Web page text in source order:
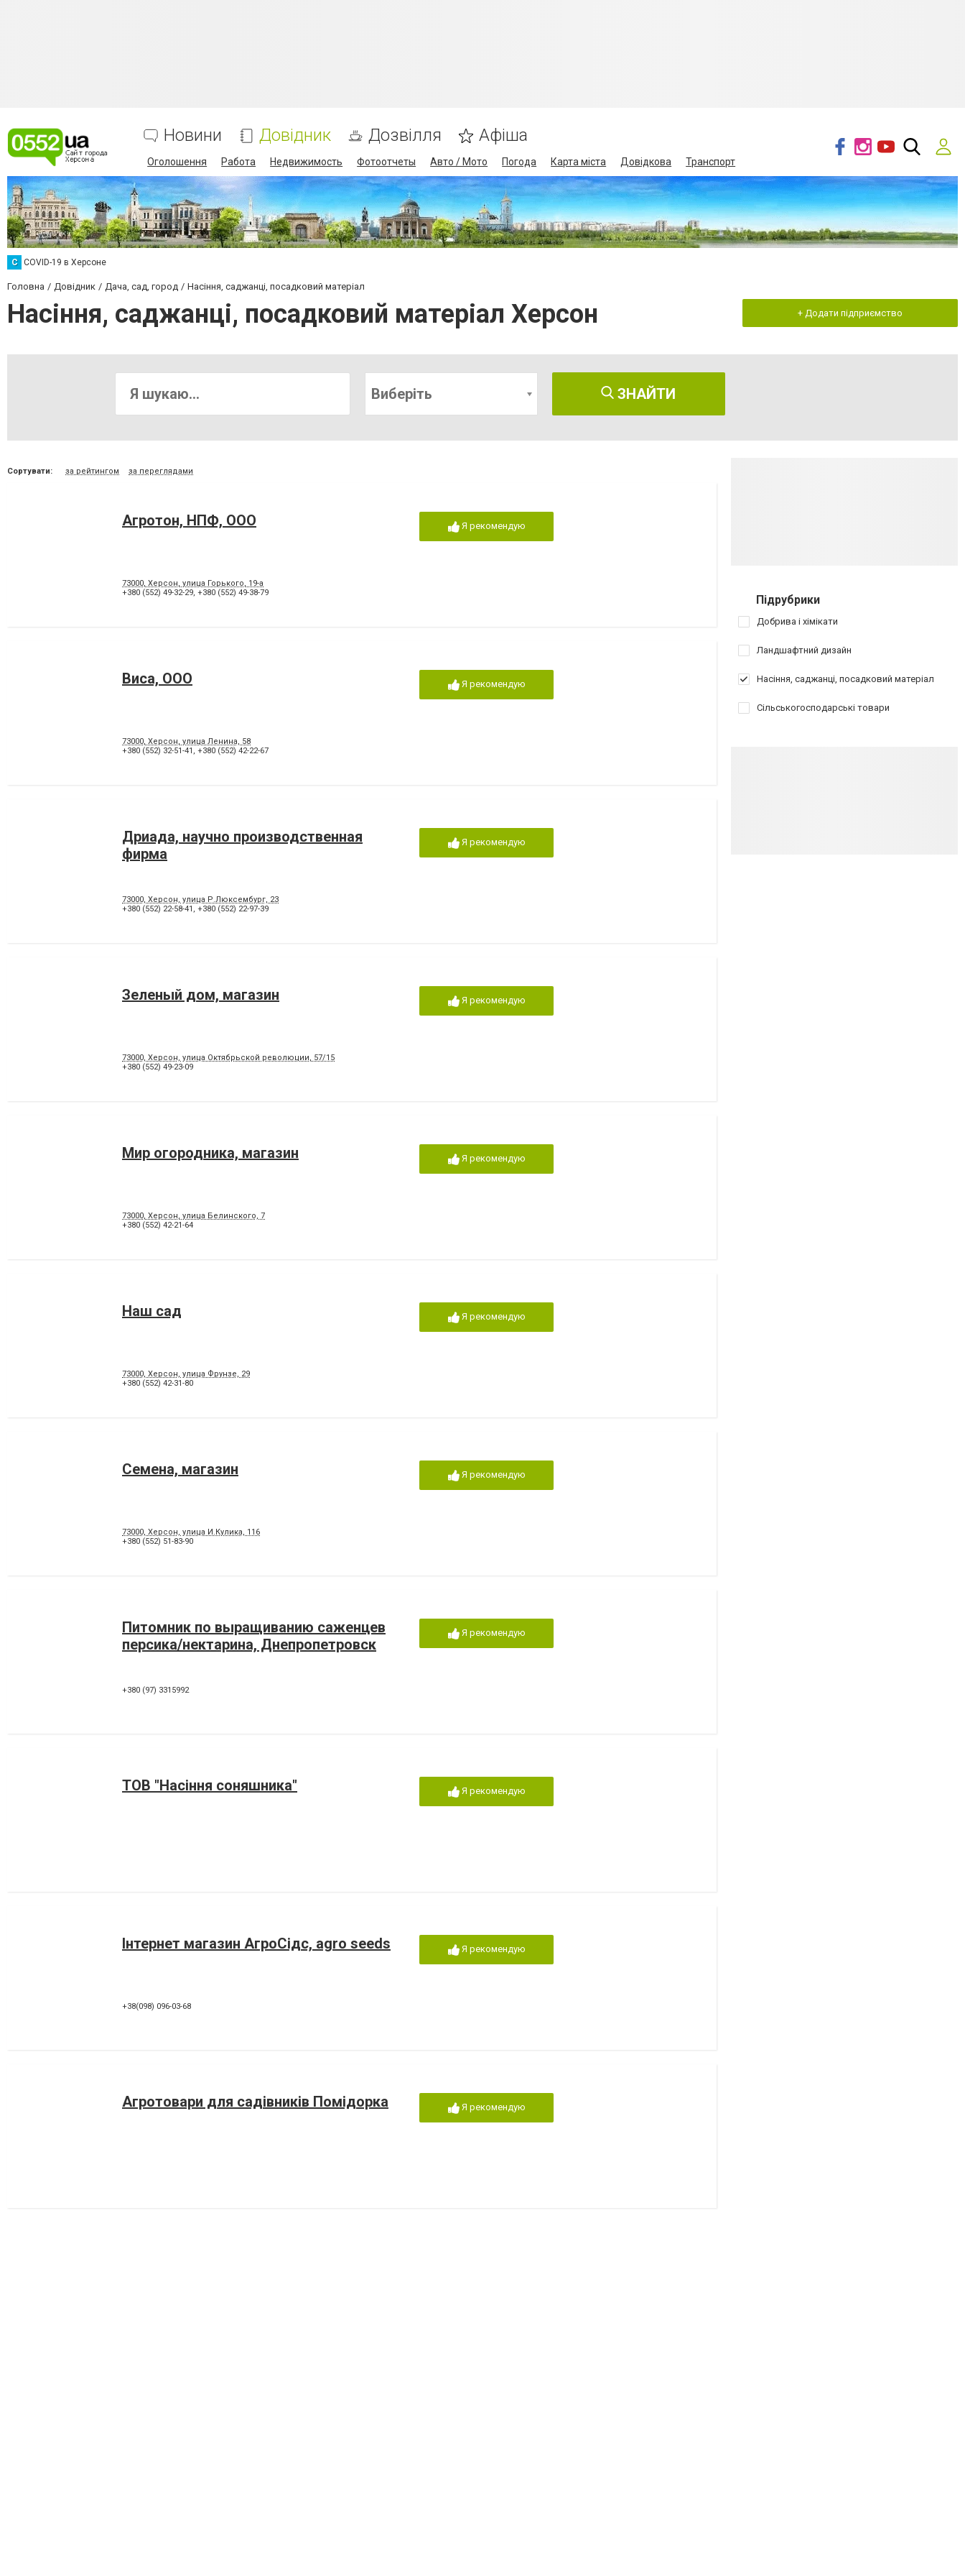
Новини Довідник Дозвілля Афіша
Оголошення Работа Недвижимость Фотоотчеты Авто / Мото Погода Карта міста Довідкова Транспорт
C COVID-19 в Херсоне
Головна Довідник Дача, сад, город Насіння, саджанці, посадковий матеріал
Насіння, саджанці, посадковий матеріал Херсон + Додати підприємство
Виберіть ЗНАЙТИ
Сортувати: за рейтингом за переглядами
Агротон, НПФ, ООО
73000, Херсон, улица Горького, 19-а
+380 (552) 49-32-29, +380 (552) 49-38-79
Я рекомендую
Виса, ООО
73000, Херсон, улица Ленина, 58
+380 (552) 32-51-41 , +380 (552) 42-22-67
Я рекомендую
Дриада, научно производственная
фирма
73000, Херсон, улица Р.Люксембург, 23
+380 (552) 22-58-41 , +380 (552) 22-97-39
Я рекомендую
Зеленый дом, магазин
73000, Херсон, улица Октябрьской революции, 57/15
+380 (552) 49-23-09
Я рекомендую
Мир огородника, магазин
73000, Херсон, улица Белинского, 7
+380 (552) 42-21-64
Я рекомендую
Наш сад
73000, Херсон, улица Фрунзе, 29
+380 (552) 42-31-80
Я рекомендую
Семена, магазин
73000, Херсон, улица И.Кулика, 116
+380 (552) 51-83-90
Я рекомендую
Питомник по выращиванию саженцев
персика/нектарина, Днепропетровск
+380 (97) 3315992
Я рекомендую
ТОВ "Насіння соняшника" Я рекомендую
Інтернет магазин АгроСідс, agro seeds
+38(098) 096-03-68
Я рекомендую
Агротовари для садівників Помідорка Я рекомендую
Підрубрики
Добрива і хімікати
Ландшафтний дизайн
Насіння, саджанці, посадковий матеріал
Сільськогосподарські товари